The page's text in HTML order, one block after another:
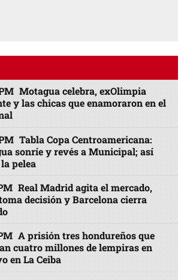
Motagua celebra, exOlimpia
y las chicas que enamoraron en el
Tabla Copa Centroamericana:
sonríe y revés a Municipal; así
pelea
Real Madrid agita el mercado,
decisión y Barcelona cierra
A prisión tres hondureños que
cuatro millones de lempiras en
en La Ceiba